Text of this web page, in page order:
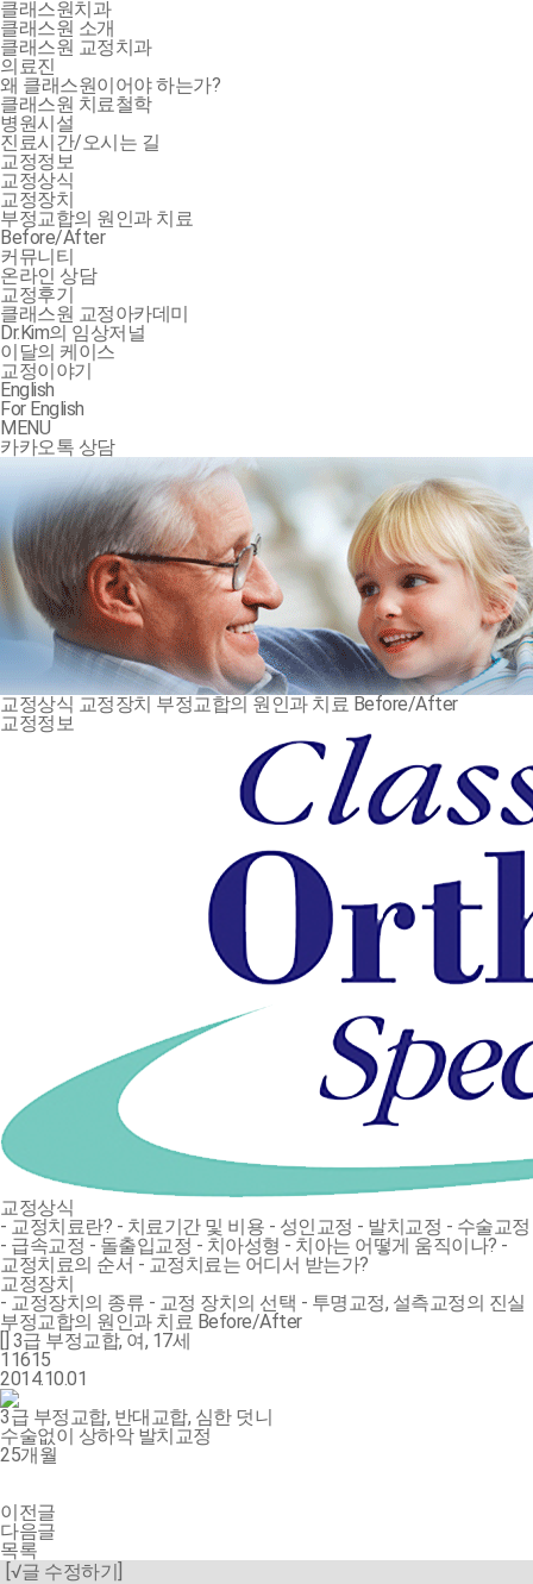
클래스원치과
클래스원 소개
클래스원 교정치과
의료진
왜 클래스원이어야 하는가?
클래스원 치료철학
병원시설
진료시간/오시는 길
교정정보
교정상식
교정장치
부정교합의 원인과 치료
Before/After
커뮤니티
온라인 상담
교정후기
클래스원 교정아카데미
Dr.Kim의 임상저널
이달의 케이스
교정이야기
English
For English
MENU
카카오톡 상담
교정상식 교정장치 부정교합의 원인과 치료 Before/After
교정정보
교정상식
- 교정치료란? - 치료기간 및 비용 - 성인교정 - 발치교정 - 수술교정
- 급속교정 - 돌출입교정 - 치아성형 - 치아는 어떻게 움직이나? -
교정치료의 순서 - 교정치료는 어디서 받는가?
교정장치
- 교정장치의 종류 - 교정 장치의 선택 - 투명교정, 설측교정의 진실
부정교합의 원인과 치료 Before/After
[] 3급 부정교합, 여, 17세
11615
2014.10.01
3급 부정교합, 반대교합, 심한 덧니
수술없이 상하악 발치교정
25개월
이전글
다음글
목록
[√글 수정하기]